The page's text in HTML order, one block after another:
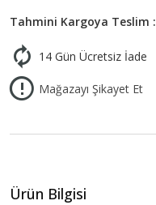
Tahmini Kargoya Teslim :
14 Gün Ücretsiz İade
Mağazayı Şikayet Et
Ürün Bilgisi